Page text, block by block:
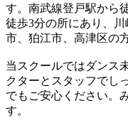
す。南武線登戸駅から
徒歩3分の所にあり、
市、狛江市、高津区の
当スクールではダンス
クターとスタッフでし
でもご安心ください。
す。